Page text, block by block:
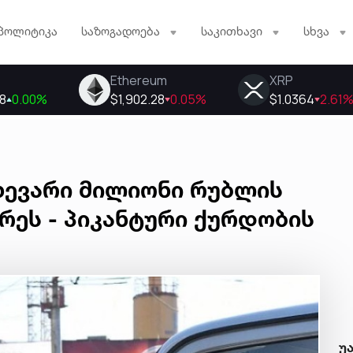
საზოგადოება საკითხავი სხვა
მილიონი რუბლის
- პიკანტური ქურდობის